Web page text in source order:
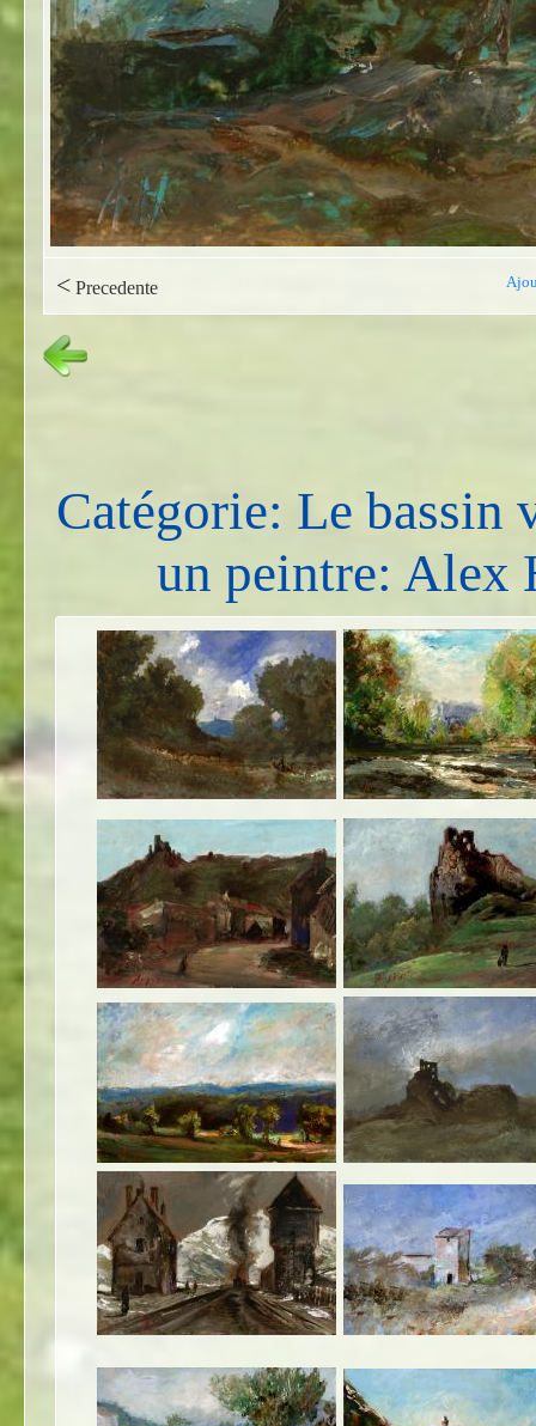
< Precedente
Catégorie: Le bassin
un peintre: Alex